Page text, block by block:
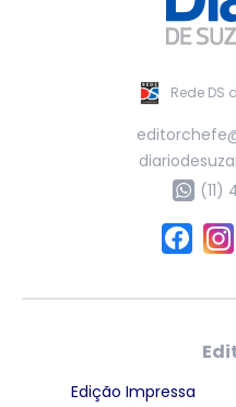
Rede
(11)
Edição Impressa